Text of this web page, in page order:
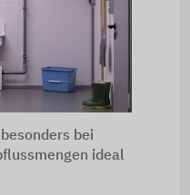
bei
ideal